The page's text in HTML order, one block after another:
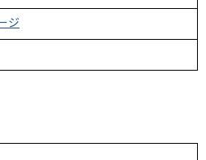
ジ